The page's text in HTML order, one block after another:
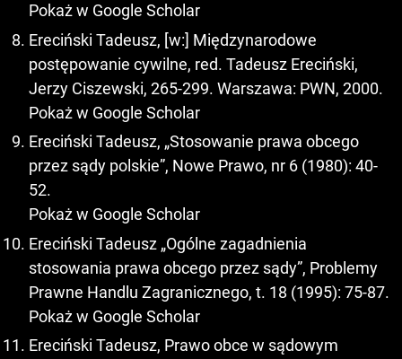
Pokaż w Google Scholar
Ereciński Tadeusz, [w:] Międzynarodowe
postępowanie cywilne, red. Tadeusz Ereciński,
Jerzy Ciszewski, 265-299. Warszawa: PWN, 2000.
Pokaż w Google Scholar
Ereciński Tadeusz, „Stosowanie prawa obcego
przez sądy polskie”, Nowe Prawo, nr 6 (1980): 40-
52.
Pokaż w Google Scholar
Ereciński Tadeusz „Ogólne zagadnienia
stosowania prawa obcego przez sądy”, Problemy
Prawne Handlu Zagranicznego, t. 18 (1995): 75-87.
Pokaż w Google Scholar
Ereciński Tadeusz, Prawo obce w sądowym